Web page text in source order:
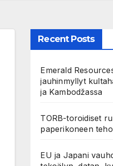
Recent Posts
Emerald
jauhinmyllyt
ja Kambodžassa
TORB-toroidiset
paperikoneen
EU ja Japani